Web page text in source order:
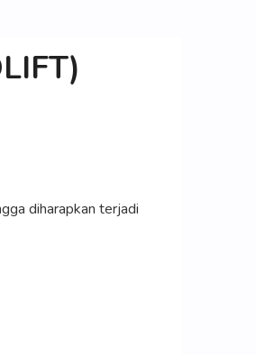
diharapkan terjadi